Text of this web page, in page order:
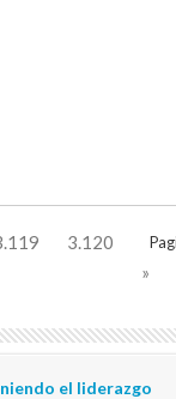
3.120
»
el liderazgo